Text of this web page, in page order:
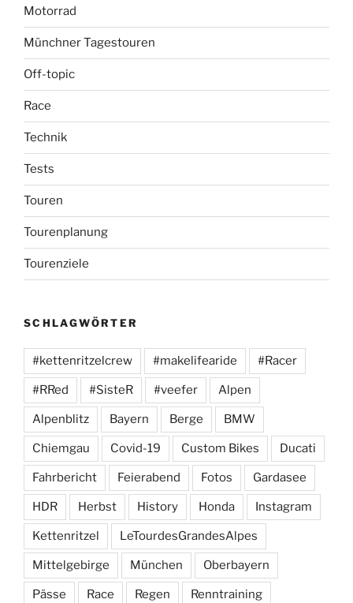
Motorrad
Münchner Tagestouren
Off-topic
Race
Technik
Tests
Touren
Tourenplanung
Tourenziele
SCHLAGWÖRTER
#kettenritzelcrew #makelifearide #Racer
#RRed #SisteR #veefer Alpen
Alpenblitz Bayern Berge BMW
Chiemgau Covid-19 Custom Bikes Ducati
Fahrbericht Feierabend Fotos Gardasee
HDR Herbst History Honda Instagram
Kettenritzel LeTourdesGrandesAlpes
Mittelgebirge München Oberbayern
Pässe Race Regen Renntraining